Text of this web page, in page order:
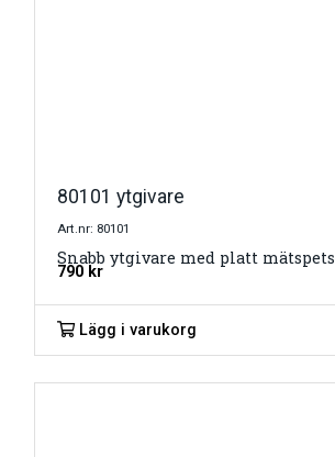
80101 ytgivare
Art.nr: 80101
Snabb ytgivare med platt mätspets
790 kr
Lägg i varukorg